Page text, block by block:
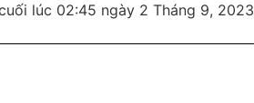
lúc 02:45 ngày 2 Tháng 9, 2023